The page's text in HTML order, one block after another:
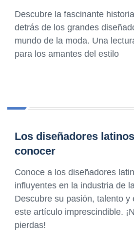
Descubre la fascinante
detrás de los grandes
mundo de la moda. Una
para los amantes del estilo
Los diseñadores
conocer
Conoce a los diseñadores
influyentes en la industria de
Descubre su pasión, talento y
este artículo imprescindible.
pierdas!